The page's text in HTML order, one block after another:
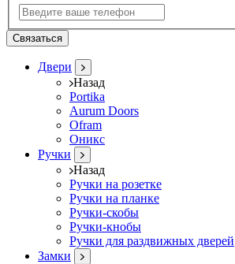
Связаться
Двери
Назад
Portika
Aurum Doors
Ofram
Оникс
Ручки
Назад
Ручки на розетке
Ручки на планке
Ручки-скобы
Ручки-кнобы
Ручки для раздвижных дверей
Замки